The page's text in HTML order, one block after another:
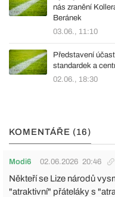
nás zranění
Beránek
03.06., 11:10
Představení
standardek a
02.06., 18:30
KOMENTÁŘE (16)
Modi6 02.06.2026 20:46
Někteří se Lize národů
"atraktivní" přáteláky s